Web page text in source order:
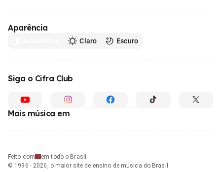
Aparência
Claro Escuro
Siga o Cifra Club
Mais música em
Feito com
em todo o Brasil
© 1996 - 2026, o maior site de ensino de música do Brasil